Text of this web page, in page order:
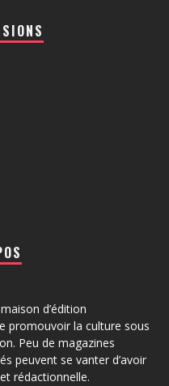
d’édition
promouvoir la culture sous
Peu de magazines
peuvent se vanter d’avoir
rédactionnelle.